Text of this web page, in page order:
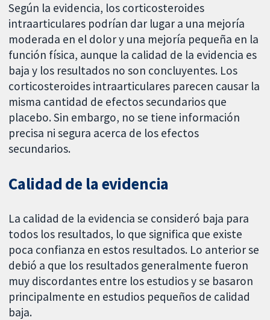
Según la evidencia, los corticosteroides
intraarticulares podrían dar lugar a una mejoría
moderada en el dolor y una mejoría pequeña en la
función física, aunque la calidad de la evidencia es
baja y los resultados no son concluyentes. Los
corticosteroides intraarticulares parecen causar la
misma cantidad de efectos secundarios que
placebo. Sin embargo, no se tiene información
precisa ni segura acerca de los efectos
secundarios.
Calidad de la evidencia
La calidad de la evidencia se consideró baja para
todos los resultados, lo que significa que existe
poca confianza en estos resultados. Lo anterior se
debió a que los resultados generalmente fueron
muy discordantes entre los estudios y se basaron
principalmente en estudios pequeños de calidad
baja.